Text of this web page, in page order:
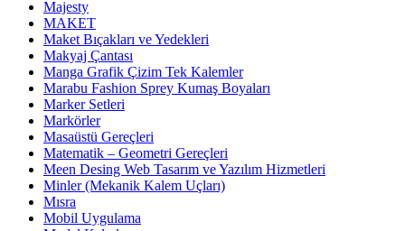
Majesty
MAKET
Maket Bıçakları ve Yedekleri
Makyaj Çantası
Manga Grafik Çizim Tek Kalemler
Marabu Fashion Sprey Kumaş Boyaları
Marker Setleri
Markörler
Masaüstü Gereçleri
Matematik – Geometri Gereçleri
Meen Desing Web Tasarım ve Yazılım Hizmetleri
Minler (Mekanik Kalem Uçları)
Mısra
Mobil Uygulama